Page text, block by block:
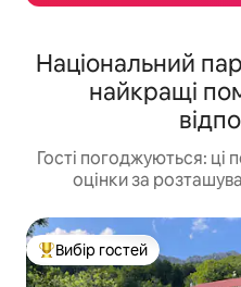
Національний
найкращі
Гості погоджуються:
оцінки за
Топ вибір гостей
Вибір гостей